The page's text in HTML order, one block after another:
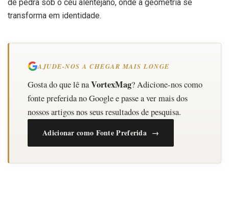
de pedra sob o céu alentejano, onde a geometria se
transforma em identidade.
AJUDE-NOS A CHEGAR MAIS LONGE
Gosta do que lê naVortexMag? Adicione-nos como
fonte preferida no Google e passe a ver mais dos
nossos artigos nos seus resultados de pesquisa.
Adicionar como Fonte Preferida →